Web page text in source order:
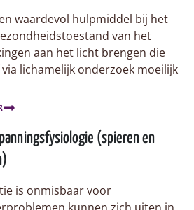
waardevol hulpmiddel bij het
van het
aan het licht brengen die
lichamelijk onderzoek moeilijk
(spieren en
is onmisbaar voor